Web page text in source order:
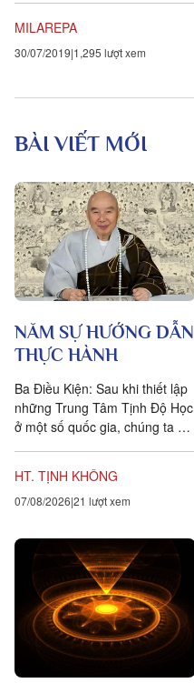
bản thân con giữa ngựcTrong
cung thờ tam giác của lòng
MILAREPA
30/07/2019 1,295 lượt xem
BÀI VIẾT MỚI
NĂM SỰ HƯỚNG DẪN
THỰC HÀNH
Ba Điều Kiện: Sau khi thiết lập
những Trung Tâm Tịnh Độ Học
ở một số quốc gia, chúng ta đặt
HT. TỊNH KHÔNG
07/08/2026 21 lượt xem